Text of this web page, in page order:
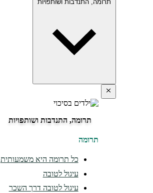
תרומה, התנדבות ושותפויות
תרומה, התנדבות ושותפויות
תרומה
כל תרומה היא משמעותית
עיגול לטובה
עיגול לטובה דרך השכר